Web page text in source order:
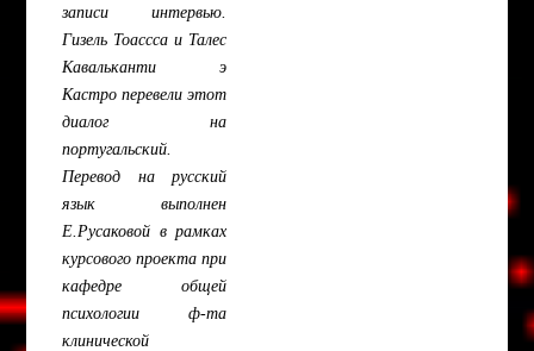
записи интервью.
Гизель Тоассса и Талес
Кавальканти э
Кастро перевели этот
диалог на
португальский.
Перевод на русский
язык выполнен
Е.Русаковой в рамках
курсового проекта при
кафедре общей
психологии ф-та
клинической